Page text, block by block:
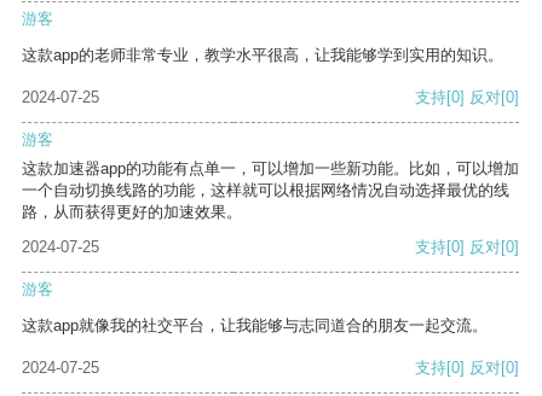
游客
这款app的老师非常专业，教学水平很高，让我能够学到实用的知识。
2024-07-25 支持[0] 反对[0]
游客
这款加速器app的功能有点单一，可以增加一些新功能。比如，可以增加
一个自动切换线路的功能，这样就可以根据网络情况自动选择最优的线
路，从而获得更好的加速效果。
2024-07-25
支持[0] 反对[0]
游客
这款app就像我的社交平台，让我能够与志同道合的朋友一起交流。
2024-07-25 支持[0] 反对[0]